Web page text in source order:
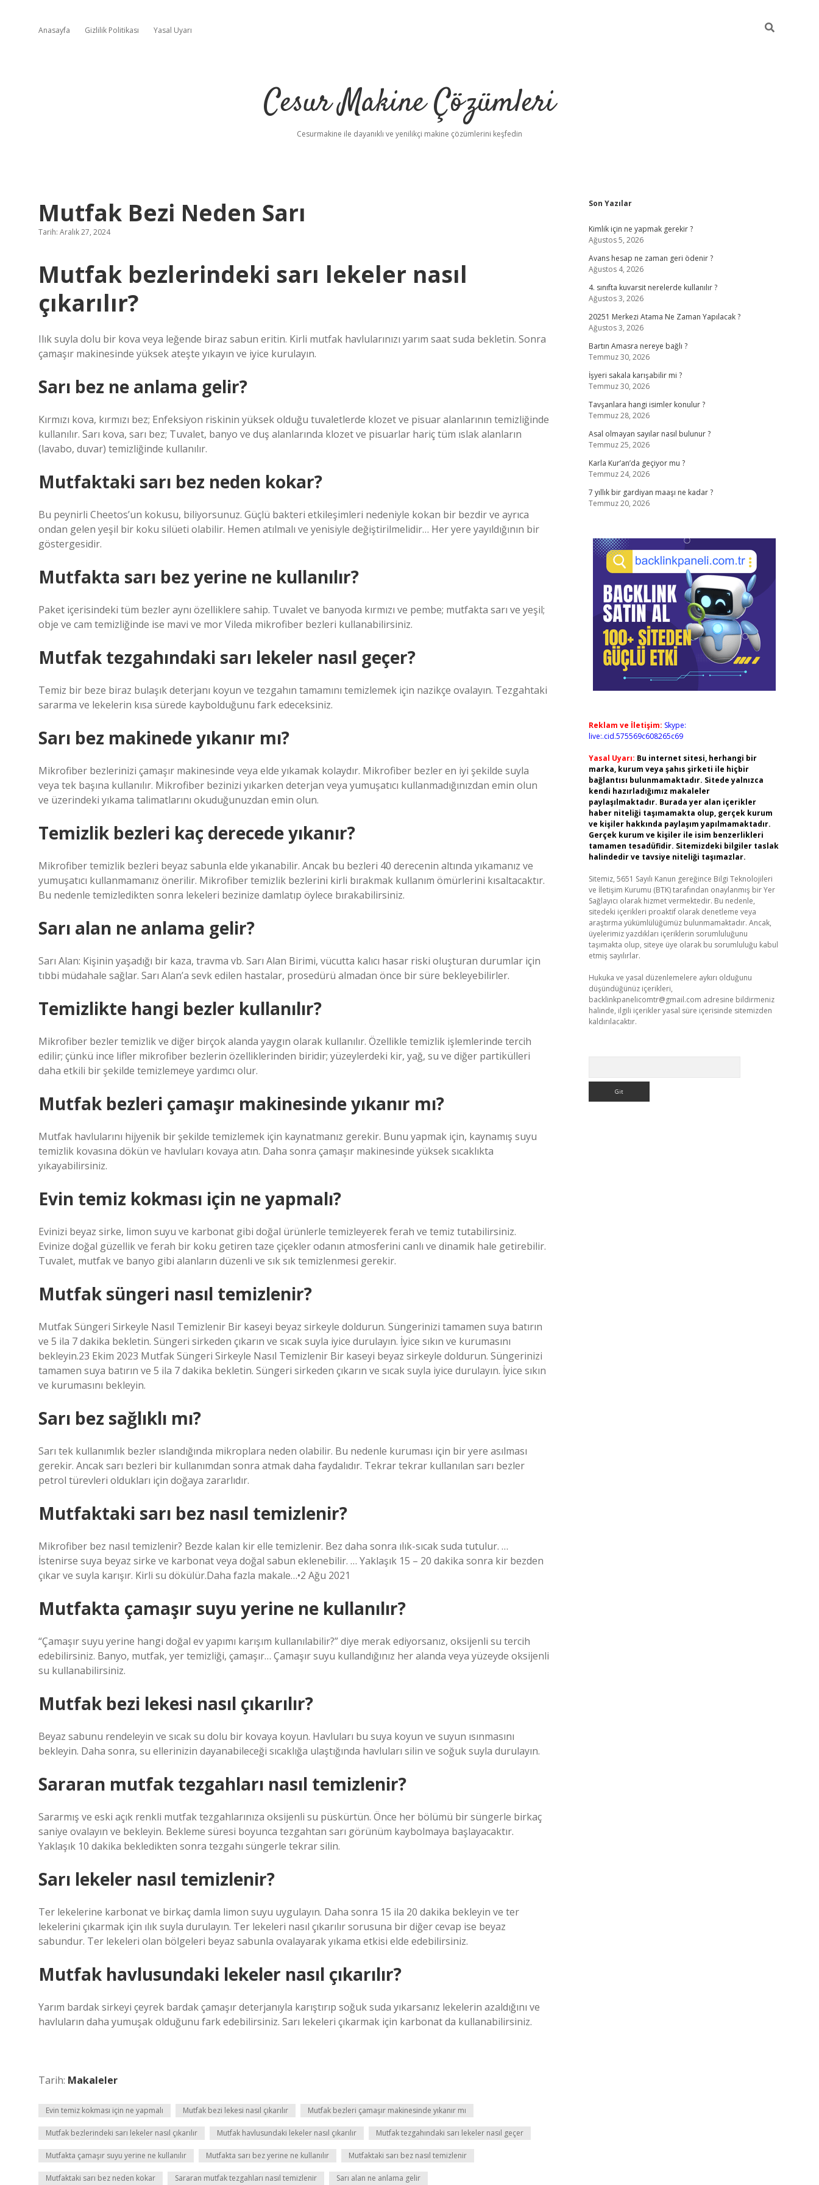
Anasayfa Gizlilik Politikası Yasal Uyarı
Cesur Makine Çözümleri
Cesurmakine ile dayanıklı ve yenilikçi makine çözümlerini keşfedin
Mutfak Bezi Neden Sarı
Tarih: Aralık 27, 2024
Mutfak bezlerindeki sarı lekeler nasıl
çıkarılır?
Ilık suyla dolu bir kova veya leğende biraz sabun eritin. Kirli mutfak havlularınızı yarım saat suda bekletin. Sonra
çamaşır makinesinde yüksek ateşte yıkayın ve iyice kurulayın.
Sarı bez ne anlama gelir?
Kırmızı kova, kırmızı bez; Enfeksiyon riskinin yüksek olduğu tuvaletlerde klozet ve pisuar alanlarının temizliğinde
kullanılır. Sarı kova, sarı bez; Tuvalet, banyo ve duş alanlarında klozet ve pisuarlar hariç tüm ıslak alanların
(lavabo, duvar) temizliğinde kullanılır.
Mutfaktaki sarı bez neden kokar?
Bu peynirli Cheetos’un kokusu, biliyorsunuz. Güçlü bakteri etkileşimleri nedeniyle kokan bir bezdir ve ayrıca
ondan gelen yeşil bir koku silüeti olabilir. Hemen atılmalı ve yenisiyle değiştirilmelidir… Her yere yayıldığının bir
göstergesidir.
Mutfakta sarı bez yerine ne kullanılır?
Paket içerisindeki tüm bezler aynı özelliklere sahip. Tuvalet ve banyoda kırmızı ve pembe; mutfakta sarı ve yeşil;
obje ve cam temizliğinde ise mavi ve mor Vileda mikrofiber bezleri kullanabilirsiniz.
Mutfak tezgahındaki sarı lekeler nasıl geçer?
Temiz bir beze biraz bulaşık deterjanı koyun ve tezgahın tamamını temizlemek için nazikçe ovalayın. Tezgahtaki
sararma ve lekelerin kısa sürede kaybolduğunu fark edeceksiniz.
Sarı bez makinede yıkanır mı?
Mikrofiber bezlerinizi çamaşır makinesinde veya elde yıkamak kolaydır. Mikrofiber bezler en iyi şekilde suyla
veya tek başına kullanılır. Mikrofiber bezinizi yıkarken deterjan veya yumuşatıcı kullanmadığınızdan emin olun
ve üzerindeki yıkama talimatlarını okuduğunuzdan emin olun.
Temizlik bezleri kaç derecede yıkanır?
Mikrofiber temizlik bezleri beyaz sabunla elde yıkanabilir. Ancak bu bezleri 40 derecenin altında yıkamanız ve
yumuşatıcı kullanmamanız önerilir. Mikrofiber temizlik bezlerini kirli bırakmak kullanım ömürlerini kısaltacaktır.
Bu nedenle temizledikten sonra lekeleri bezinize damlatıp öylece bırakabilirsiniz.
Sarı alan ne anlama gelir?
Sarı Alan: Kişinin yaşadığı bir kaza, travma vb. Sarı Alan Birimi, vücutta kalıcı hasar riski oluşturan durumlar için
tıbbi müdahale sağlar. Sarı Alan’a sevk edilen hastalar, prosedürü almadan önce bir süre bekleyebilirler.
Temizlikte hangi bezler kullanılır?
Mikrofiber bezler temizlik ve diğer birçok alanda yaygın olarak kullanılır. Özellikle temizlik işlemlerinde tercih
edilir; çünkü ince lifler mikrofiber bezlerin özelliklerinden biridir; yüzeylerdeki kir, yağ, su ve diğer partikülleri
daha etkili bir şekilde temizlemeye yardımcı olur.
Mutfak bezleri çamaşır makinesinde yıkanır mı?
Mutfak havlularını hijyenik bir şekilde temizlemek için kaynatmanız gerekir. Bunu yapmak için, kaynamış suyu
temizlik kovasına dökün ve havluları kovaya atın. Daha sonra çamaşır makinesinde yüksek sıcaklıkta
yıkayabilirsiniz.
Evin temiz kokması için ne yapmalı?
Evinizi beyaz sirke, limon suyu ve karbonat gibi doğal ürünlerle temizleyerek ferah ve temiz tutabilirsiniz.
Evinize doğal güzellik ve ferah bir koku getiren taze çiçekler odanın atmosferini canlı ve dinamik hale getirebilir.
Tuvalet, mutfak ve banyo gibi alanların düzenli ve sık sık temizlenmesi gerekir.
Mutfak süngeri nasıl temizlenir?
Mutfak Süngeri Sirkeyle Nasıl Temizlenir Bir kaseyi beyaz sirkeyle doldurun. Süngerinizi tamamen suya batırın
ve 5 ila 7 dakika bekletin. Süngeri sirkeden çıkarın ve sıcak suyla iyice durulayın. İyice sıkın ve kurumasını
bekleyin.23 Ekim 2023 Mutfak Süngeri Sirkeyle Nasıl Temizlenir Bir kaseyi beyaz sirkeyle doldurun. Süngerinizi
tamamen suya batırın ve 5 ila 7 dakika bekletin. Süngeri sirkeden çıkarın ve sıcak suyla iyice durulayın. İyice sıkın
ve kurumasını bekleyin.
Sarı bez sağlıklı mı?
Sarı tek kullanımlık bezler ıslandığında mikroplara neden olabilir. Bu nedenle kuruması için bir yere asılması
gerekir. Ancak sarı bezleri bir kullanımdan sonra atmak daha faydalıdır. Tekrar tekrar kullanılan sarı bezler
petrol türevleri oldukları için doğaya zararlıdır.
Mutfaktaki sarı bez nasıl temizlenir?
Mikrofiber bez nasıl temizlenir? Bezde kalan kir elle temizlenir. Bez daha sonra ılık-sıcak suda tutulur. …
İstenirse suya beyaz sirke ve karbonat veya doğal sabun eklenebilir. … Yaklaşık 15 – 20 dakika sonra kir bezden
çıkar ve suyla karışır. Kirli su dökülür.Daha fazla makale…•2 Ağu 2021
Mutfakta çamaşır suyu yerine ne kullanılır?
“Çamaşır suyu yerine hangi doğal ev yapımı karışım kullanılabilir?” diye merak ediyorsanız, oksijenli su tercih
edebilirsiniz. Banyo, mutfak, yer temizliği, çamaşır… Çamaşır suyu kullandığınız her alanda veya yüzeyde oksijenli
su kullanabilirsiniz.
Mutfak bezi lekesi nasıl çıkarılır?
Beyaz sabunu rendeleyin ve sıcak su dolu bir kovaya koyun. Havluları bu suya koyun ve suyun ısınmasını
bekleyin. Daha sonra, su ellerinizin dayanabileceği sıcaklığa ulaştığında havluları silin ve soğuk suyla durulayın.
Sararan mutfak tezgahları nasıl temizlenir?
Sararmış ve eski açık renkli mutfak tezgahlarınıza oksijenli su püskürtün. Önce her bölümü bir süngerle birkaç
saniye ovalayın ve bekleyin. Bekleme süresi boyunca tezgahtan sarı görünüm kaybolmaya başlayacaktır.
Yaklaşık 10 dakika bekledikten sonra tezgahı süngerle tekrar silin.
Sarı lekeler nasıl temizlenir?
Ter lekelerine karbonat ve birkaç damla limon suyu uygulayın. Daha sonra 15 ila 20 dakika bekleyin ve ter
lekelerini çıkarmak için ılık suyla durulayın. Ter lekeleri nasıl çıkarılır sorusuna bir diğer cevap ise beyaz
sabundur. Ter lekeleri olan bölgeleri beyaz sabunla ovalayarak yıkama etkisi elde edebilirsiniz.
Mutfak havlusundaki lekeler nasıl çıkarılır?
Yarım bardak sirkeyi çeyrek bardak çamaşır deterjanıyla karıştırıp soğuk suda yıkarsanız lekelerin azaldığını ve
havluların daha yumuşak olduğunu fark edebilirsiniz. Sarı lekeleri çıkarmak için karbonat da kullanabilirsiniz.
Tarih: Makaleler
Evin temiz kokması için ne yapmalı Mutfak bezi lekesi nasıl çıkarılır Mutfak bezleri çamaşır makinesinde yıkanır mı
Mutfak bezlerindeki sarı lekeler nasıl çıkarılır Mutfak havlusundaki lekeler nasıl çıkarılır Mutfak tezgahındaki sarı lekeler nasıl geçer
Mutfakta çamaşır suyu yerine ne kullanılır Mutfakta sarı bez yerine ne kullanılır Mutfaktaki sarı bez nasıl temizlenir
Mutfaktaki sarı bez neden kokar Sararan mutfak tezgahları nasıl temizlenir Sarı alan ne anlama gelir
Sidebar
Son Yazılar
Kimlik için ne yapmak gerekir ?
Ağustos 5, 2026
Avans hesap ne zaman geri ödenir ?
Ağustos 4, 2026
4. sınıfta kuvarsit nerelerde kullanılır ?
Ağustos 3, 2026
20251 Merkezi Atama Ne Zaman Yapılacak ?
Ağustos 3, 2026
Bartın Amasra nereye bağlı ?
Temmuz 30, 2026
İşyeri sakala karışabilir mi ?
Temmuz 30, 2026
Tavşanlara hangi isimler konulur ?
Temmuz 28, 2026
Asal olmayan sayılar nasıl bulunur ?
Temmuz 25, 2026
Karla Kur’an’da geçiyor mu ?
Temmuz 24, 2026
7 yıllık bir gardiyan maaşı ne kadar ?
Temmuz 20, 2026
Reklam ve İletişim: Skype:
live:.cid.575569c608265c69
Yasal Uyarı: Bu internet sitesi, herhangi bir
marka, kurum veya şahıs şirketi ile hiçbir
bağlantısı bulunmamaktadır. Sitede yalnızca
kendi hazırladığımız makaleler
paylaşılmaktadır. Burada yer alan içerikler
haber niteliği taşımamakta olup, gerçek kurum
ve kişiler hakkında paylaşım yapılmamaktadır.
Gerçek kurum ve kişiler ile isim benzerlikleri
tamamen tesadüfidir. Sitemizdeki bilgiler taslak
halindedir ve tavsiye niteliği taşımazlar.
Sitemiz, 5651 Sayılı Kanun gereğince Bilgi Teknolojileri
ve İletişim Kurumu (BTK) tarafından onaylanmış bir Yer
Sağlayıcı olarak hizmet vermektedir. Bu nedenle,
sitedeki içerikleri proaktif olarak denetleme veya
araştırma yükümlülüğümüz bulunmamaktadır. Ancak,
üyelerimiz yazdıkları içeriklerin sorumluluğunu
taşımakta olup, siteye üye olarak bu sorumluluğu kabul
etmiş sayılırlar.
Hukuka ve yasal düzenlemelere aykırı olduğunu
düşündüğünüz içerikleri,
backlinkpanelicomtr@gmail.com adresine bildirmeniz
halinde, ilgili içerikler yasal süre içerisinde sitemizden
kaldırılacaktır.